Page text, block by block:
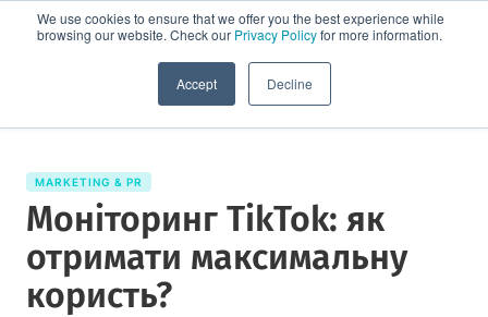
We use cookies to ensure that we offer you the best experience while
browsing our website. Check our Privacy Policyfor more information.
Accept Decline
Спробувати демо
MARKETING & PR
Моніторинг TikTok: як
отримати максимальну
користь?